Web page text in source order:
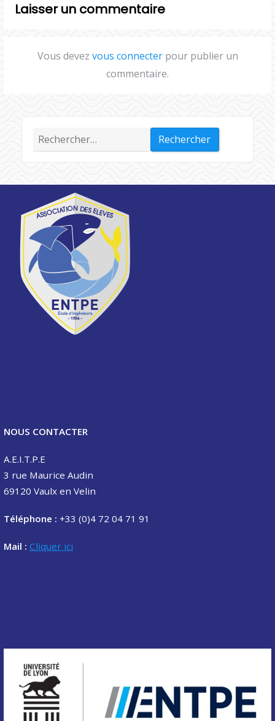
Laisser un commentaire
Vous devez vous connecterpour publier un
commentaire.
Rechercher :
NOUS CONTACTER
A.E.I.T.P.E
3 rue Maurice Audin
69120 Vaulx en Velin
Téléphone : +33 (0)4 72 04 71 91
Mail : Cliquer ici